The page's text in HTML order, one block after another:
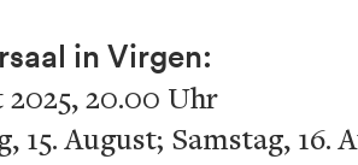
in Virgen:
20.00 Uhr
15. August; Samstag, 16.